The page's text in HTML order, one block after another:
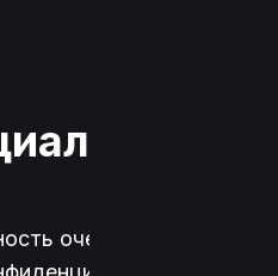
очень важна для